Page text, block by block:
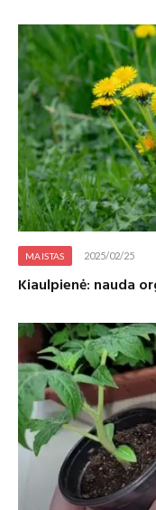
MAISTAS 2025/02/25
Kiaulpienė: nauda